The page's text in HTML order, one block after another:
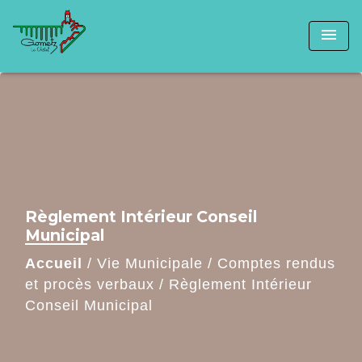
menu
Règlement Intérieur Conseil
Municipal
Accueil / Vie Municipale / Comptes rendus
et procès verbaux / Règlement Intérieur
Conseil Municipal